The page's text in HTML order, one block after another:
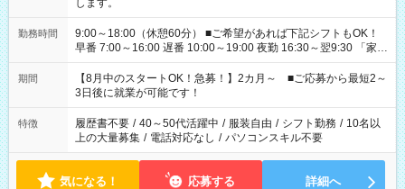
します。
勤務時間
9:00～18:00（休憩60分） ■ご希望があれば下記シフトもOK！
早番 7:00～16:00 遅番 10:00～19:00 夜勤 16:30～翌9:30 「家族
と休みを合わせたい」 「余裕を持って夕飯の準備がしたい」
「できれば残業はしたくない」 など、ご希望を教えてください
ね。 ※Wワーク希望の方へ 今ご覧のお仕事で希望する勤務時間
と、もう1つのお仕事の勤務時間。 合計で週40時間を超える場
合は応募できません。
期間
【8月中のスタートOK！急募！】2カ月～ ■ご応募から最短2～
3日後に就業が可能です！
特徴 履歴書不要 / 40～50代活躍中 / 服装自由 / シフト勤務 / 10名以
上の大量募集 / 電話対応なし / パソコンスキル不要
気になる！ 応募する 詳細へ